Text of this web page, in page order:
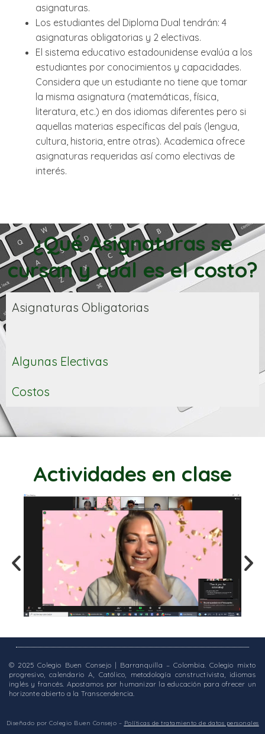
asignaturas.
Los estudiantes del Diploma Dual tendrán: 4
asignaturas obligatorias y 2 electivas.
El sistema educativo estadounidense evalúa a los
estudiantes por conocimientos y capacidades.
Considera que un estudiante no tiene que tomar
la misma asignatura (matemáticas, física,
literatura, etc.) en dos idiomas diferentes pero si
aquellas materias específicas del país (lengua,
cultura, historia, entre otras). Academica ofrece
asignaturas requeridas así como electivas de
interés.
¿Qué Asignaturas se
cursan y cuál es el costo?
Asignaturas Obligatorias
Algunas Electivas
Costos
Actividades en clase
© 2025 Colegio Buen Consejo | Barranquilla – Colombia. Colegio mixto
progresivo, calendario A, Católico, metodología constructivista, idiomas
inglés y francés. Apostamos por humanizar la educación para ofrecer un
horizonte abierto a la Transcendencia.
Diseñado por Colegio Buen Consejo – Políticas de tratamiento de datos personales